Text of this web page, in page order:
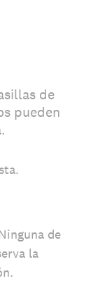
de
pueden
de
la